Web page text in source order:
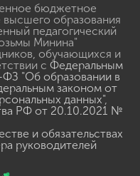
бюджетное
образования
педагогический
Минина"
обучающихся и
с Федеральным
"Об образовании в
законом от
данных",
РФ от 20.10.2021 №
и обязательствах
руководителей